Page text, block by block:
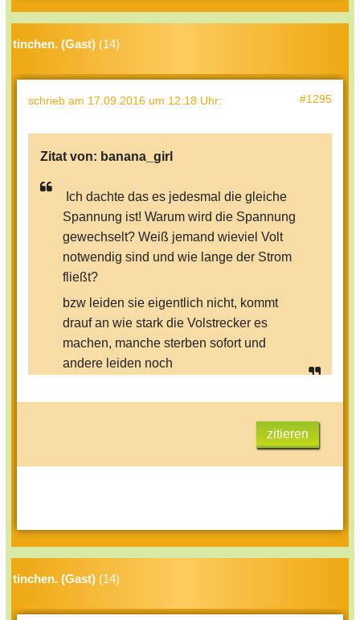
tinchen. (Gast) (14)
schrieb am 17.09.2016 um 12:18 Uhr: #1295
Zitat von: banana_girl
Ich dachte das es jedesmal die gleiche
Spannung ist! Warum wird die Spannung
gewechselt? Weiß jemand wieviel Volt
notwendig sind und wie lange der Strom
fließt?
bzw leiden sie eigentlich nicht, kommt
drauf an wie stark die Volstrecker es
machen, manche sterben sofort und
andere leiden noch
zitieren
tinchen. (Gast) (14)